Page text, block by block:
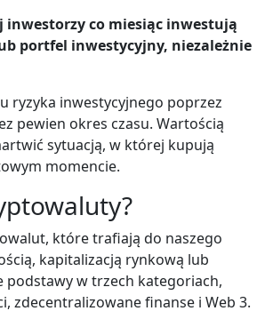
co miesiąc inwestują
portfel inwestycyjny, niezależnie
ryzyka inwestycyjnego poprzez
pewien okres czasu. Wartością
sytuacją, w której kupują
momencie.
które trafiają do naszego
kapitalizacją rynkową lub
podstawy w trzech kategoriach,
zdecentralizowane finanse i Web 3.